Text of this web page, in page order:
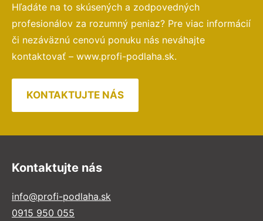
Hľadáte na to skúsených a zodpovedných
profesionálov za rozumný peniaz? Pre viac informácií
či nezáväznú cenovú ponuku nás neváhajte
kontaktovať – www.profi-podlaha.sk.
KONTAKTUJTE NÁS
Kontaktujte nás
info@profi-podlaha.sk
0915 950 055